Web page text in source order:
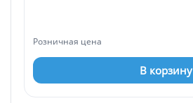
Розничная цена
В корзину